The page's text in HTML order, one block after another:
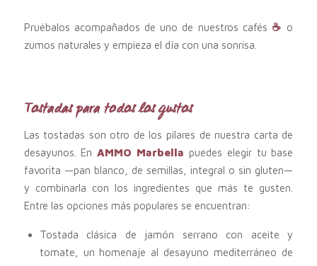
Pruébalos acompañados de uno de nuestros cafés ☕ o
zumos naturales y empieza el día con una sonrisa.
Tostadas para todos los gustos
Las tostadas son otro de los pilares de nuestra carta de
desayunos. EnAMMO Marbella puedes elegir tu base
favorita —pan blanco, de semillas, integral o sin gluten—
y combinarla con los ingredientes que más te gusten.
Entre las opciones más populares se encuentran:
Tostada clásica de jamón serrano con aceite y
tomate, un homenaje al desayuno mediterráneo de